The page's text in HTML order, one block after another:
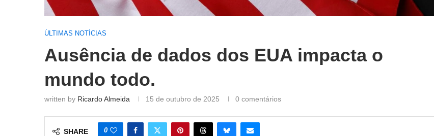
ÚLTIMAS NOTÍCIAS
Ausência de dados dos EUA impacta o
mundo todo.
written by Ricardo Almeida 15 de outubro de 2025 0 comentários
SHARE 0